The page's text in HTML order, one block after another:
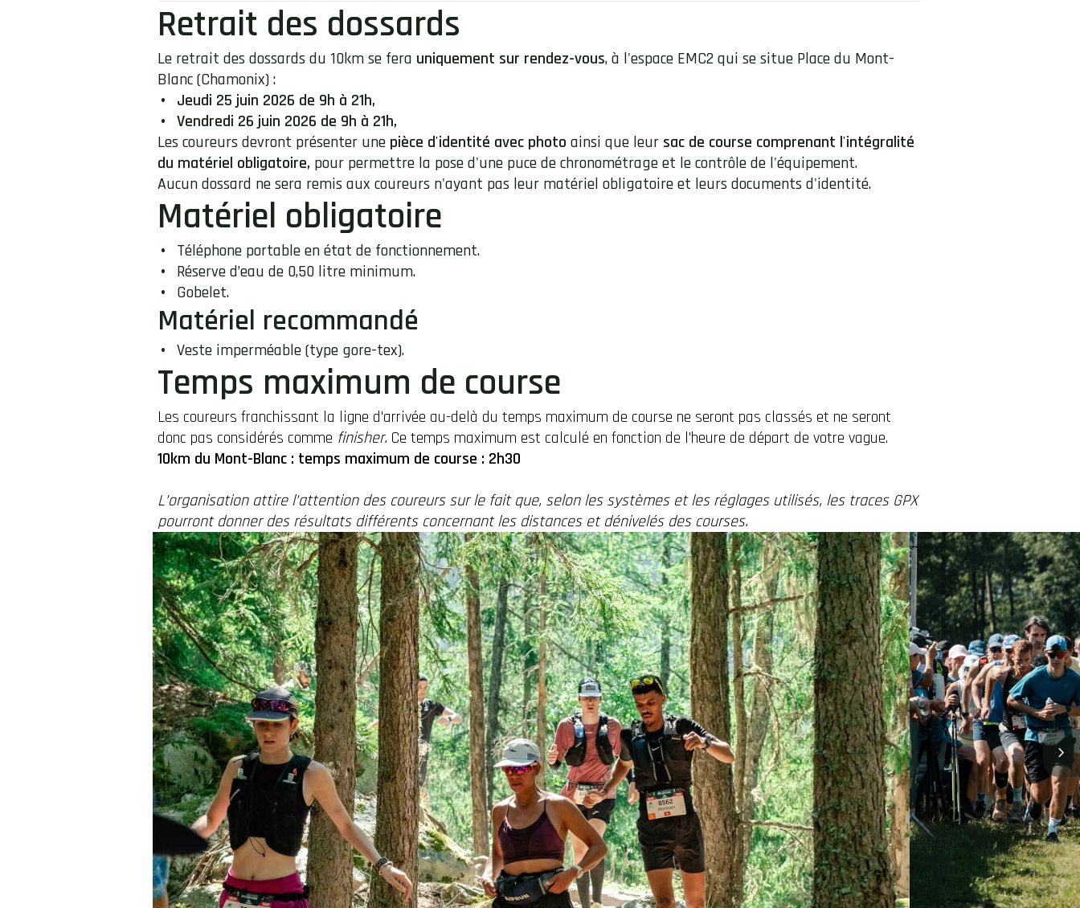
Retrait des dossards
Le retrait des dossards du 10km se fera uniquement sur rendez-vous, à l'espace EMC2 qui se situe Place du Mont-
Blanc (Chamonix) :
Jeudi 25 juin 2026 de 9h à 21h,
Vendredi 26 juin 2026 de 9h à 21h,
Les coureurs devront présenter une pièce d'identité avec photo ainsi que leur sac de course comprenant l'intégralité
du matériel obligatoire, pour permettre la pose d'une puce de chronométrage et le contrôle de l'équipement.
Aucun dossard ne sera remis aux coureurs n'ayant pas leur matériel obligatoire et leurs documents d'identité.
Matériel obligatoire
Téléphone portable en état de fonctionnement.
Réserve d’eau de 0,50 litre minimum.
Gobelet.
Matériel recommandé
Veste imperméable (type gore-tex).
Temps maximum de course
Les coureurs franchissant la ligne d'arrivée au-delà du temps maximum de course ne seront pas classés et ne seront
donc pas considérés comme finisher. Ce temps maximum est calculé en fonction de l'heure de départ de votre vague.
10km du Mont-Blanc : temps maximum de course : 2h30
L’organisation attire l’attention des coureurs sur le fait que, selon les systèmes et les réglages utilisés, les traces GPX
pourront donner des résultats différents concernant les distances et dénivelés des courses.